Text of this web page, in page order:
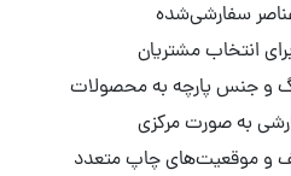
سفارشی‌شده
انتخاب مشتریان
و جنس پارچه به محصولات
به صورت مرکزی
و موقعیت‌های چاپ متعدد